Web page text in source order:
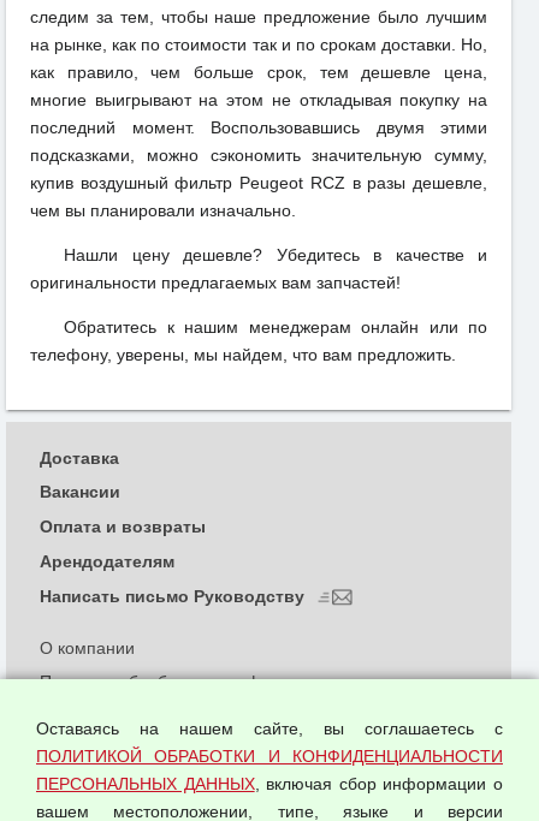
следим за тем, чтобы наше предложение было лучшим
на рынке, как по стоимости так и по срокам доставки. Но,
как правило, чем больше срок, тем дешевле цена,
многие выигрывают на этом не откладывая покупку на
последний момент. Воспользовавшись двумя этими
подсказками, можно сэкономить значительную сумму,
купив воздушный фильтр Peugeot RCZ в разы дешевле,
чем вы планировали изначально.
Нашли цену дешевле? Убедитесь в качестве и
оригинальности предлагаемых вам запчастей!
Обратитесь к нашим менеджерам онлайн или по
телефону, уверены, мы найдем, что вам предложить.
О компании
Политика обработки и конфиденциальности
Согласием на обработку персональных данных
Оферта оптовой купли-продажи
Публичная оферта
Доставка
Вакансии
Оплата и возвраты
Арендодателям
Написать письмо Руководству
Оставаясь на нашем сайте, вы соглашаетесь с
ПОЛИТИКОЙ ОБРАБОТКИ И КОНФИДЕНЦИАЛЬНОСТИ
ПЕРСОНАЛЬНЫХ ДАННЫХ, включая сбор информации о
вашем местоположении, типе, языке и версии